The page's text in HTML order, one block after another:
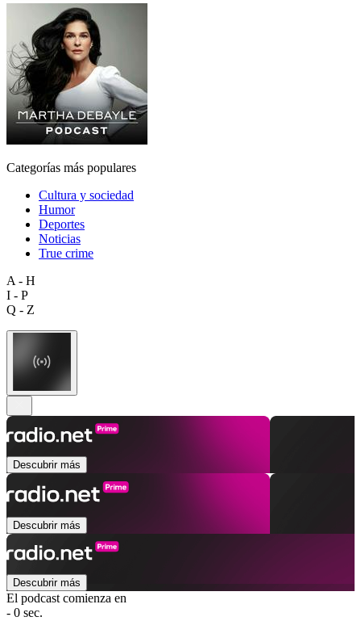
Categorías más populares
Cultura y sociedad
Humor
Deportes
Noticias
True crime
A - H
I - P
Q - Z
Descubrir más
Descubrir más
Descubrir más
El podcast comienza en
- 0 sec.